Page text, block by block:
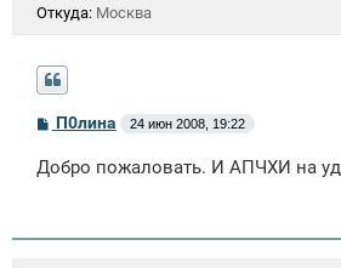
Откуда: Москва
С
о
б
и
П0лина 24 июн 2008, 19:22
Добро пожаловать. И АПЧХИ на